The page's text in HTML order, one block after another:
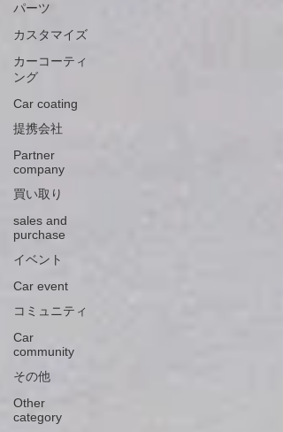
パーツ
カスタマイズ
カーコーティ
ング
Car coating
提携会社
Partner
company
買い取り
sales and
purchase
イベント
Car event
コミュニティ
Car
community
その他
Other
category